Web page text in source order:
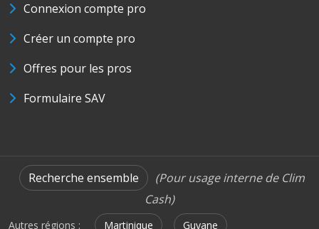
Connexion compte pro
Créer un compte pro
Offres pour les pros
Formulaire SAV
Recherche ensemble
(Pour usage interne de Clim
Cash)
Autres régions : Martinique Guyane